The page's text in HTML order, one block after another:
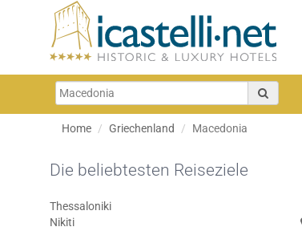
Home Griechenland Macedonia
Die beliebtesten Reiseziele
Thessaloniki
Nikiti